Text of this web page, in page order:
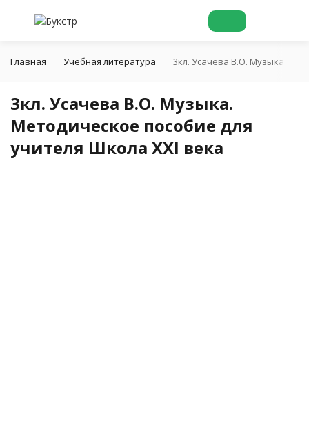
Главная Учебная литература 3кл. Усачева В.О. Музыка.
3кл. Усачева В.О. Музыка.
Методическое пособие для
учителя Школа XXI века